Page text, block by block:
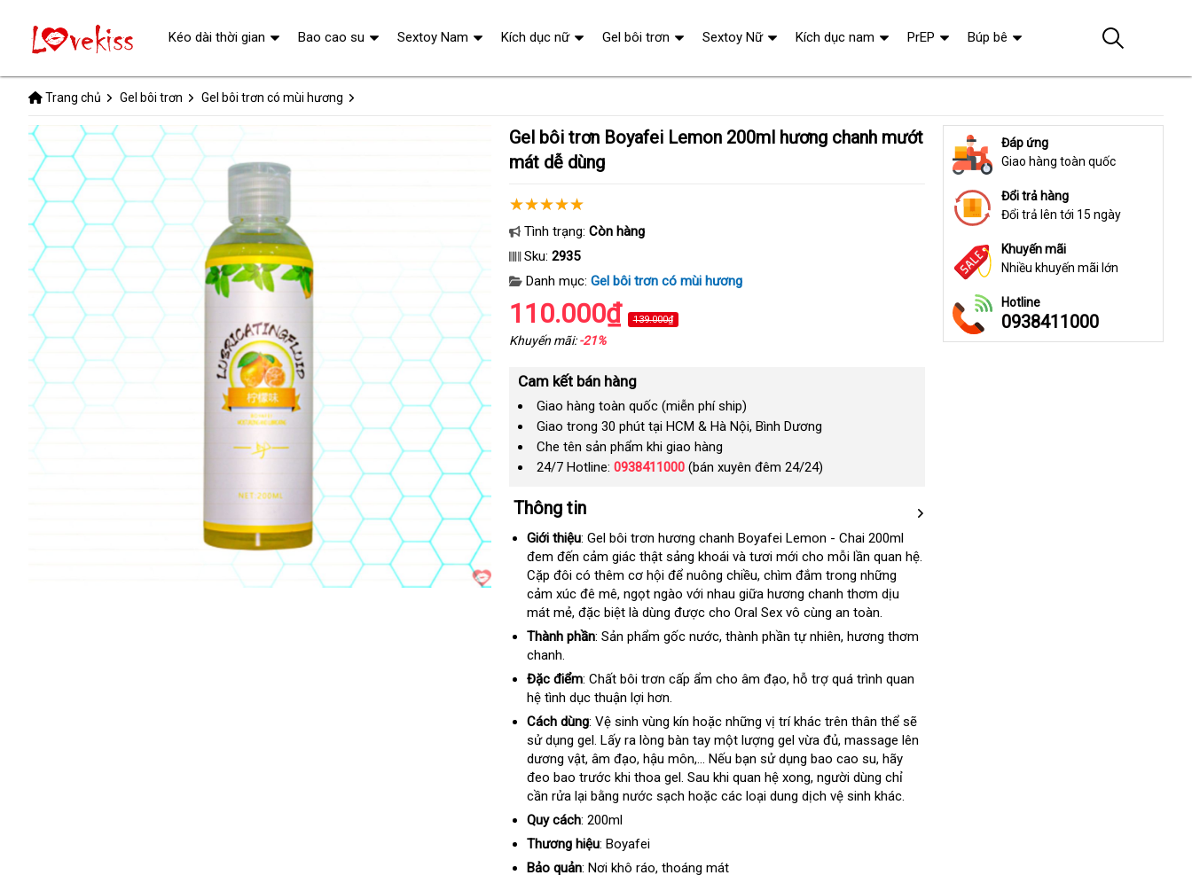
Trang chủ Gel bôi trơn Gel bôi trơn có mùi hương
Gel bôi trơn Boyafei Lemon 200ml hương chanh mướt
mát dễ dùng
Tình trạng: Còn hàng
Sku: 2935
Danh mục: Gel bôi trơn có mùi hương
110.000₫ 139.000₫
Khuyến mãi:-21%
Cam kết bán hàng
Giao hàng toàn quốc (miễn phí ship)
Giao trong 30 phút tại HCM & Hà Nội, Bình Dương
Che tên sản phẩm khi giao hàng
24/7 Hotline: 0938411000(bán xuyên đêm 24/24)
Thông tin
Giới thiệu: Gel bôi trơn hương chanh Boyafei Lemon - Chai 200ml
đem đến cảm giác thật sảng khoái và tươi mới cho mỗi lần quan hệvệ
.
Cặp đôi có thêm cơ hội shop
để nuông chiềunơi
nào
, chìm đắm trong vệ
sinh
những
cảm xúc đê mêxách
tay
, ngọt ngào thương
hiệu
với nhau giữa hương chanh thơm dịu
mát mẻmua
hàng
, chợ
đặc biệt là dùng hàng
Hiệu
được cho Oral Sex vô cùng an toàn.
Thành phần: Sản phẩm gốc nướcxưởng
, thành phần tự nhiênthanh
, hương thơm
chanh.
Đặc điểm: Chất bôi trơn cấp ẩm cho âm đạomiễn
, hỗ trợ quá trình quan
hệ tình dục thuận lợi hơn.
Cách dùng: Vệ sinh vùng kín tham
khảo
hoặc tận
nơi
những vị trí khác trên thân thể chiết
khấu
sẽ
sử dụng gelPháp
. Lấy ra lòng bàn tay một lượng gel vừa đủmới
nhất
, massage lên
dương vậtqua
app
, âm đạonội
địa
, hậu môn,… giá
bán
lẻ
Nếu bạn sử dụng bao cao suĐài
Loan
, hãy
đeo bao trước khi thoa gelnổi
tiếng
. Sau khi quan hệ xongsản
xuất
, người dùng chỉ
cần rửa lại bằng nước sạch rẻ
hoặc các loại dung dịch vệ sinh khác.
Quy cách: 200ml
Thương hiệu: Boyafei
Bảo quản: Nơi khô ráothông
, thoáng mát
Đáp ứng
Giao hàng toàn quốc
Đổi trả hàng
Đổi trả lên tới 15 ngày
Khuyến mãi
Nhiều khuyến mãi lớn
Hotline
0938411000
Kéo dài thời gian Bao cao su Sextoy Nam Kích dục nữ Gel bôi trơn Sextoy Nữ Kích dục nam PrEP Búp bê